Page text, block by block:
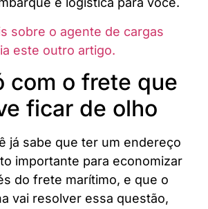
sobre o agente de cargas
este outro artigo.
com o frete que
ficar de olho
já sabe que ter um endereço
importante para economizar
do frete marítimo, e que o
vai resolver essa questão,